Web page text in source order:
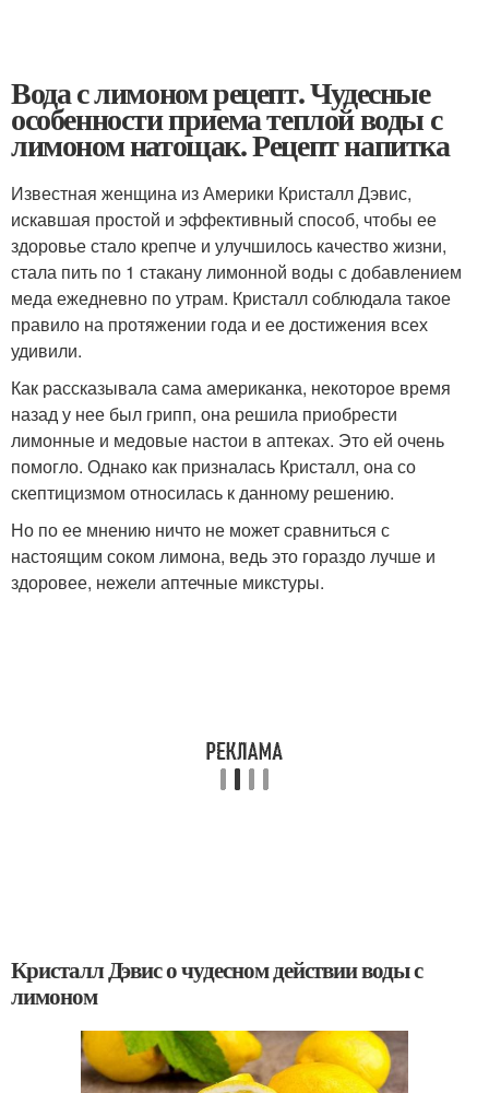
Вода с лимоном рецепт. Чудесные
особенности приема теплой воды с
лимоном натощак. Рецепт напитка
Известная женщина из Америки Кристалл Дэвис,
искавшая простой и эффективный способ, чтобы ее
здоровье стало крепче и улучшилось качество жизни,
стала пить по 1 стакану лимонной воды с добавлением
меда ежедневно по утрам. Кристалл соблюдала такое
правило на протяжении года и ее достижения всех
удивили.
Как рассказывала сама американка, некоторое время
назад у нее был грипп, она решила приобрести
лимонные и медовые настои в аптеках. Это ей очень
помогло. Однако как призналась Кристалл, она со
скептицизмом относилась к данному решению.
Но по ее мнению ничто не может сравниться с
настоящим соком лимона, ведь это гораздо лучше и
здоровее, нежели аптечные микстуры.
Кристалл Дэвис о чудесном действии воды с
лимоном